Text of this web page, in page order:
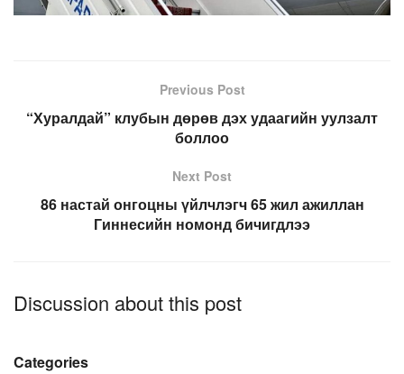
Previous Post
“Хуралдай” клубын дөрөв дэх удаагийн уулзалт
боллоо
Next Post
86 настай онгоцны үйлчлэгч 65 жил ажиллан
Гиннесийн номонд бичигдлээ
Discussion about this post
Categories